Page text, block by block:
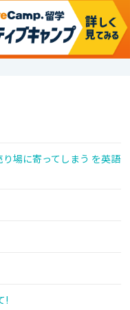
場に寄ってしまう を英語
!